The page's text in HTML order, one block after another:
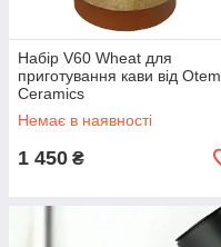
Набір V60 Wheat для
приготування кави від Otem
Ceramics
Немає в наявності
1 450 ₴